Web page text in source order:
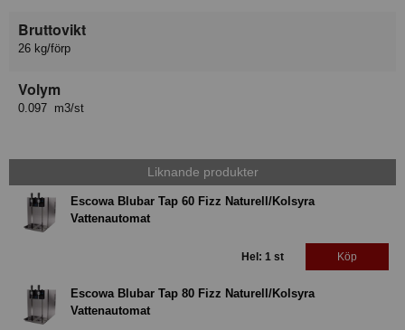
Bruttovikt
26 kg/förp
Volym
0.097 m3/st
Liknande produkter
Escowa Blubar Tap 60 Fizz Naturell/Kolsyra
Vattenautomat
Hel: 1 st Köp
Escowa Blubar Tap 80 Fizz Naturell/Kolsyra
Vattenautomat